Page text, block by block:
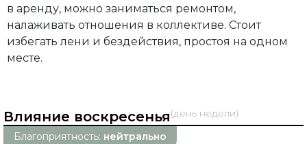
в аренду, можно заниматься ремонтом,
налаживать отношения в коллективе. Стоит
избегать лени и бездействия, простоя на одном
месте.
Влияние воскресенья(день недели)
Благоприятность: нейтрально